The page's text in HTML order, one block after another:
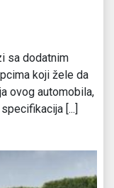
sa dodatnim
koji žele da
ovog automobila,
[...]